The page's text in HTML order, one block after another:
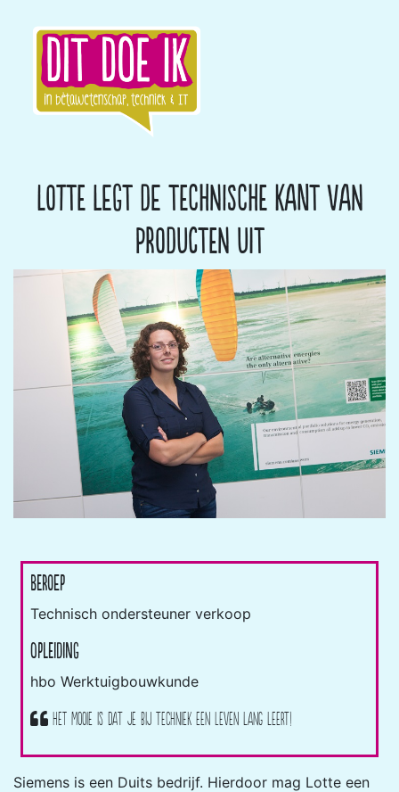
Lotte legt de technische kant van
producten uit
Beroep
Technisch ondersteuner verkoop
Opleiding
hbo Werktuigbouwkunde
Het mooie is dat je bij techniek een leven lang leert!
Siemens is een Duits bedrijf. Hierdoor mag Lotte een